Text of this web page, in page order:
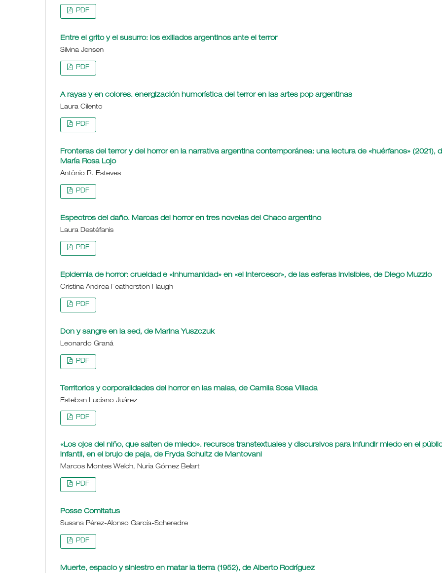
PDF
Entre el grito y el susurro: los exiliados argentinos ante el terror
Silvina Jensen
PDF
A rayas y en colores. energización humorística del terror en las artes pop argentinas
Laura Cilento
PDF
Fronteras del terror y del horror en la narrativa argentina contemporánea: una lectura de «huérfanos» (2021),
María Rosa Lojo
Antônio R. Esteves
PDF
Espectros del daño. Marcas del horror en tres novelas del Chaco argentino
Laura Destéfanis
PDF
Epidemia de horror: crueldad e «inhumanidad» en «el intercesor», de las esferas invisibles, de Diego Muzzio
Cristina Andrea Featherston Haugh
PDF
Don y sangre en la sed, de Marina Yuszczuk
Leonardo Graná
PDF
Territorios y corporalidades del horror en las malas, de Camila Sosa Villada
Esteban Luciano Juárez
PDF
«Los ojos del niño, que salten de miedo». recursos transtextuales y discursivos para infundir miedo en el
infantil, en el brujo de paja, de Fryda Schultz de Mantovani
Marcos Montes Welch, Nuria Gómez Belart
PDF
Posse Comitatus
Susana Pérez-Alonso García-Scheredre
PDF
Muerte, espacio y siniestro en matar la tierra (1952), de Alberto Rodríguez